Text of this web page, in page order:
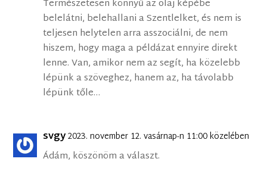
Természetesen könnyű az olaj képébe
belelátni, belehallani a Szentlelket, és nem is
teljesen helytelen arra asszociálni, de nem
hiszem, hogy maga a példázat ennyire direkt
lenne. Van, amikor nem az segít, ha közelebb
lépünk a szöveghez, hanem az, ha távolabb
lépünk tőle…
svgy2023. november 12. vasárnap-n 11:00 közelében
Ádám, köszönöm a választ.